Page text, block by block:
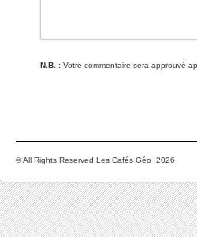
N.B. : Votre commentaire sera approuvé
© All Rights Reserved Les Cafés Géo 2026